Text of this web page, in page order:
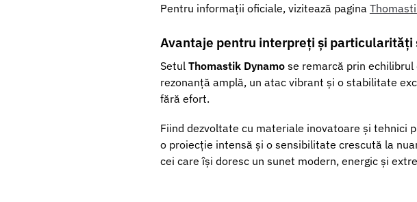
Pentru informații oficiale, vizitează pagina
Avantaje pentru interpreți și particularități
Setul Thomastik Dynamose remarcă prin
rezonanță amplă, un atac vibrant și o stabilitate
fără efort.
Fiind dezvoltate cu materiale inovatoare și tehnici
o proiecție intensă și o sensibilitate crescută la
cei care își doresc un sunet modern, energic și